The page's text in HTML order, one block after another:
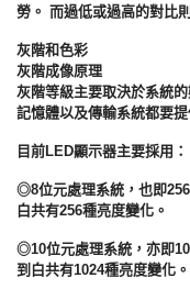
勞。 而過低或過高的對比
灰階和色彩
灰階成像原理
灰階等級主要取決於系統
記憶體以及傳輸系統都要
目前LED顯示器主要採用：
◎8位元處理系統，也即
白共有256種亮度變化。
◎10位元處理系統，亦即
到白共有1024種亮度變化。